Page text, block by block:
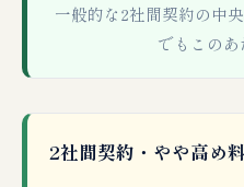
一般的な2社間契約の中
でもこのあ
2社間契約・やや高め